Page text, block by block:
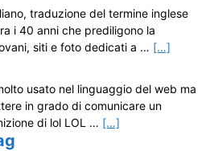
traduzione del termine inglese
i 40 anni che prediligono la
siti e foto dedicati a … […]
usato nel linguaggio del web ma
in grado di comunicare un
di lol LOL … […]